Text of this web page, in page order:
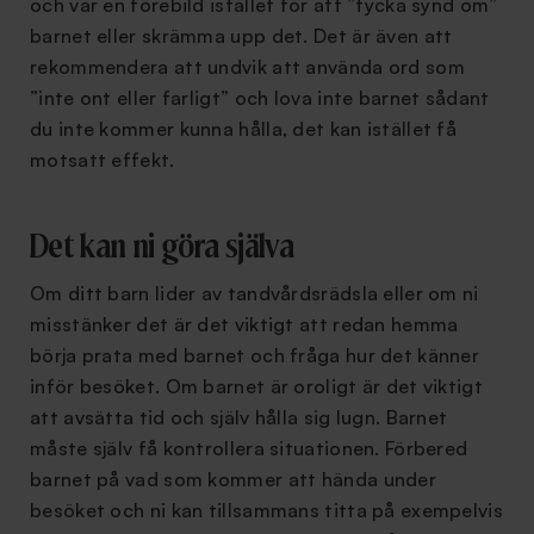
och var en förebild istället för att ”tycka synd om”
barnet eller skrämma upp det. Det är även att
rekommendera att undvik att använda ord som
”inte ont eller farligt” och lova inte barnet sådant
du inte kommer kunna hålla, det kan istället få
motsatt effekt.
Det kan ni göra själva
Om ditt barn lider av tandvårdsrädsla eller om ni
misstänker det är det viktigt att redan hemma
börja prata med barnet och fråga hur det känner
inför besöket. Om barnet är oroligt är det viktigt
att avsätta tid och själv hålla sig lugn. Barnet
måste själv få kontrollera situationen. Förbered
barnet på vad som kommer att hända under
besöket och ni kan tillsammans titta på exempelvis